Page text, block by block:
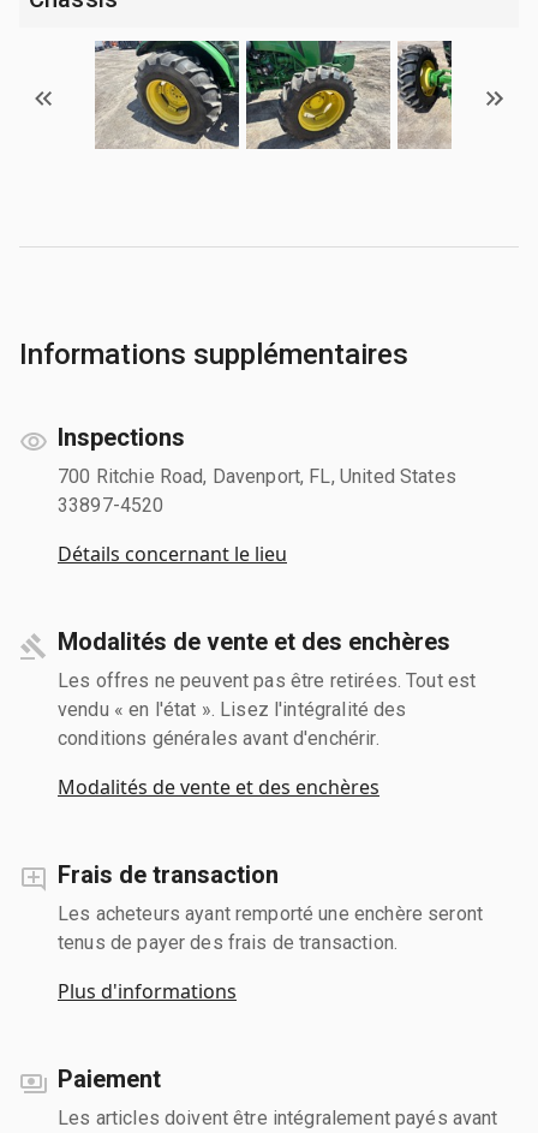
Informations supplémentaires
Inspections
700 Ritchie Road, Davenport, FL, United States
33897-4520
Détails concernant le lieu
Modalités de vente et des enchères
Les offres ne peuvent pas être retirées. Tout est
vendu « en l'état ». Lisez l'intégralité des
conditions générales avant d'enchérir.
Modalités de vente et des enchères
Frais de transaction
Les acheteurs ayant remporté une enchère seront
tenus de payer des frais de transaction.
Plus d'informations
Paiement
Les articles doivent être intégralement payés avant